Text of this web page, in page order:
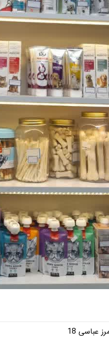
18